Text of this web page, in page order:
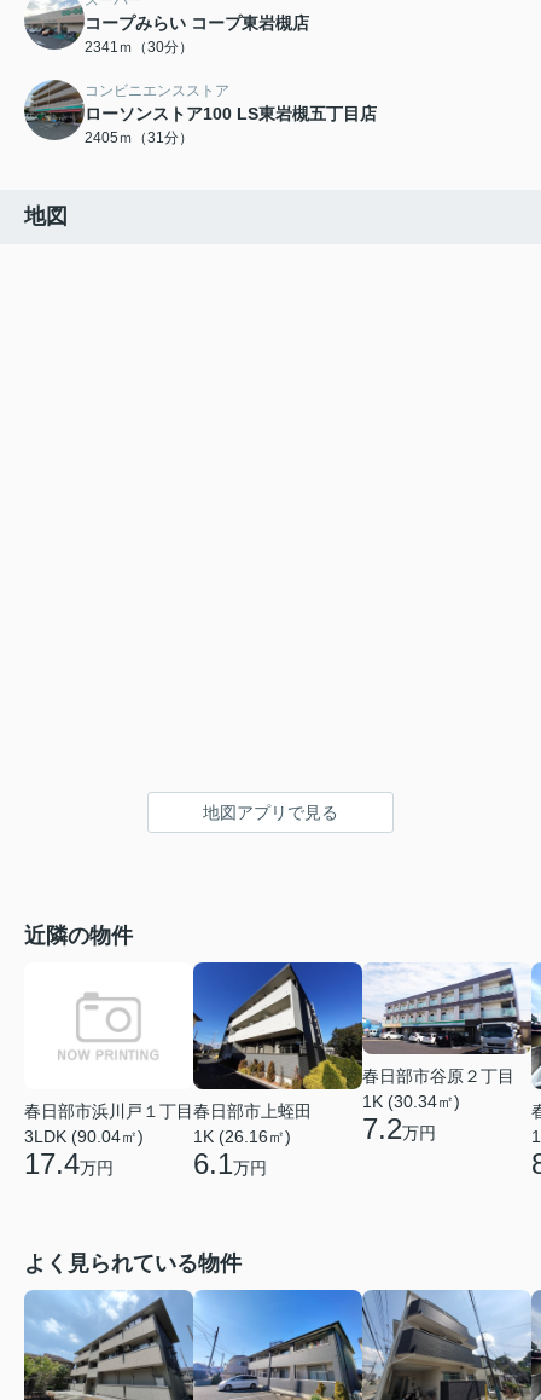
コープみらい コープ東岩槻店
2341ｍ（30分）
コンビニエンスストア
ローソンストア100 LS東岩槻五丁目店
2405ｍ（31分）
地図
地図アプリで見る
近隣の物件
春日部市浜川戸１丁目
3LDK (90.04㎡)
17.4万円
春日部市上蛭田
1K (26.16㎡)
6.1万円
春日部市谷原２丁目
1K (30.34㎡)
7.2万円
よく見られている物件